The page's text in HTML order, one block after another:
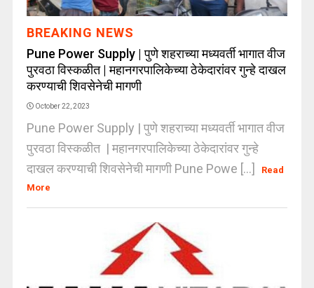
BREAKING NEWS
Pune Power Supply | पुणे शहराच्या मध्यवर्ती भागात वीज
पुरवठा विस्कळीत | महानगरपालिकेच्या ठेकेदारांवर गुन्हे दाखल
करण्याची शिवसेनेची मागणी
October 22, 2023
Pune Power Supply | पुणे शहराच्या मध्यवर्ती भागात वीज
पुरवठा विस्कळीत | महानगरपालिकेच्या ठेकेदारांवर गुन्हे
दाखल करण्याची शिवसेनेची मागणी Pune Powe [...]
Read
More